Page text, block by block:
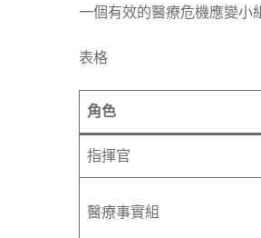
一個有效的醫療危機應變小
表格
角色
指揮官
醫療事實組